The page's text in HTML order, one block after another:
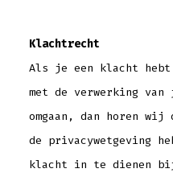
Klachtrecht
Als je een klacht
met de verwerking van
omgaan, dan horen wij
de privacywetgeving
klacht in te dienen